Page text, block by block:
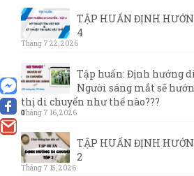
0
TẬP HUẤN ĐỊNH
4
Tháng 7 22, 2026
Tập huấn: Định hướng
Người sáng mắt sẽ
thị di chuyển như thế nào???
Tháng 7 16, 2026
TẬP HUẤN ĐỊNH
2
Tháng 7 15, 2026